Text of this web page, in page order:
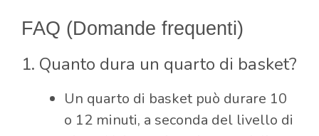
FAQ (Domande frequenti)
1. Quanto dura un quarto di basket?
Un quarto di basket può durare 10
o 12 minuti, a seconda del livello di